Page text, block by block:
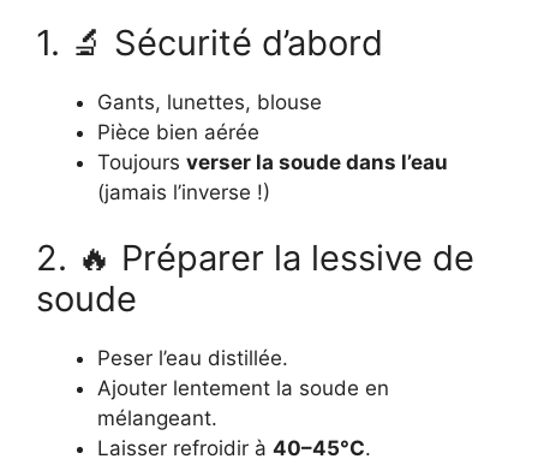
1. 🔬 Sécurité d’abord
Gants, lunettes, blouse
Pièce bien aérée
Toujours verser la soude dans l’eau
(jamais l’inverse !)
2. 🔥 Préparer la lessive de
soude
Peser l’eau distillée.
Ajouter lentement la soude en
mélangeant.
Laisser refroidir à 40–45°C.